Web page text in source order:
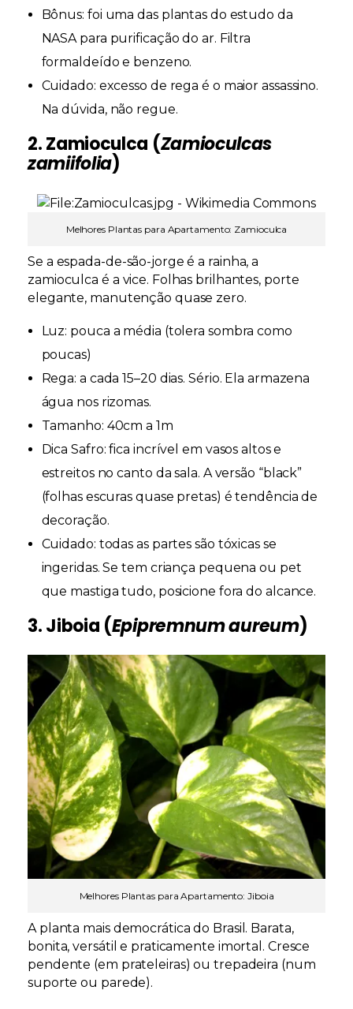
Bônus: foi uma das plantas do estudo da
NASA para purificação do ar. Filtra
formaldeído e benzeno.
Cuidado: excesso de rega é o maior assassino.
Na dúvida, não regue.
2. Zamioculca (Zamioculcas
zamiifolia)
Melhores Plantas para Apartamento: Zamioculca
Se a espada-de-são-jorge é a rainha, a
zamioculca é a vice. Folhas brilhantes, porte
elegante, manutenção quase zero.
Luz: pouca a média (tolera sombra como
poucas)
Rega: a cada 15–20 dias. Sério. Ela armazena
água nos rizomas.
Tamanho: 40cm a 1m
Dica Safro: fica incrível em vasos altos e
estreitos no canto da sala. A versão “black”
(folhas escuras quase pretas) é tendência de
decoração.
Cuidado: todas as partes são tóxicas se
ingeridas. Se tem criança pequena ou pet
que mastiga tudo, posicione fora do alcance.
3. Jiboia (Epipremnum aureum)
Melhores Plantas para Apartamento: Jiboia
A planta mais democrática do Brasil. Barata,
bonita, versátil e praticamente imortal. Cresce
pendente (em prateleiras) ou trepadeira (num
suporte ou parede).